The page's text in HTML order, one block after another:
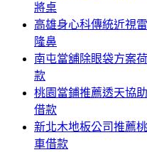
將桌
高雄身心科傳統近視
隆鼻
南屯當舖除眼袋方案
款
桃園當鋪推薦透天協
借款
新北木地板公司推薦
車借款